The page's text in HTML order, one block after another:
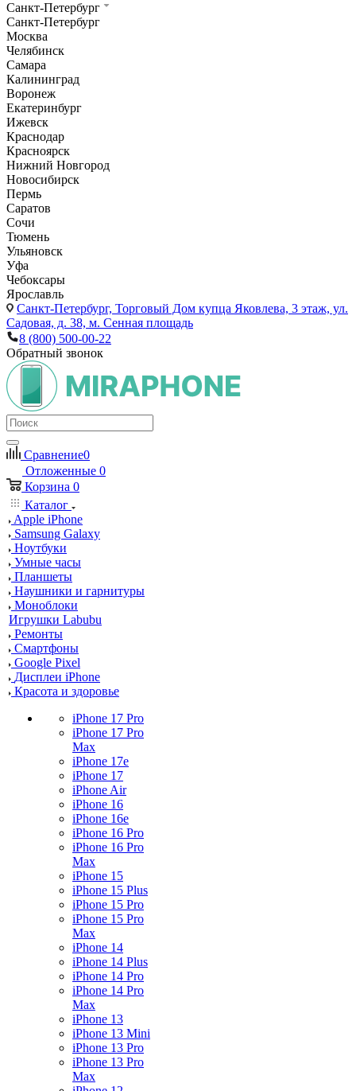
Санкт-Петербург
Санкт-Петербург
Москва
Челябинск
Самара
Калининград
Воронеж
Екатеринбург
Ижевск
Краснодар
Красноярск
Нижний Новгород
Новосибирск
Пермь
Саратов
Сочи
Тюмень
Ульяновск
Уфа
Чебоксары
Ярославль
Санкт-Петербург, Торговый Дом купца Яковлева, 3 этаж, ул.
Садовая, д. 38, м. Сенная площадь
8 (800) 500-00-22
Обратный звонок
Сравнение0
Отложенные 0
Корзина 0
Каталог
Apple iPhone
Samsung Galaxy
Ноутбуки
Умные часы
Планшеты
Наушники и гарнитуры
Моноблоки
Игрушки Labubu
Ремонты
Смартфоны
Google Pixel
Дисплеи iPhone
Красота и здоровье
iPhone 17 Pro
iPhone 17 Pro
Max
iPhone 17e
iPhone 17
iPhone Air
iPhone 16
iPhone 16e
iPhone 16 Pro
iPhone 16 Pro
Max
iPhone 15
iPhone 15 Plus
iPhone 15 Pro
iPhone 15 Pro
Max
iPhone 14
iPhone 14 Plus
iPhone 14 Pro
iPhone 14 Pro
Max
iPhone 13
iPhone 13 Mini
iPhone 13 Pro
iPhone 13 Pro
Max